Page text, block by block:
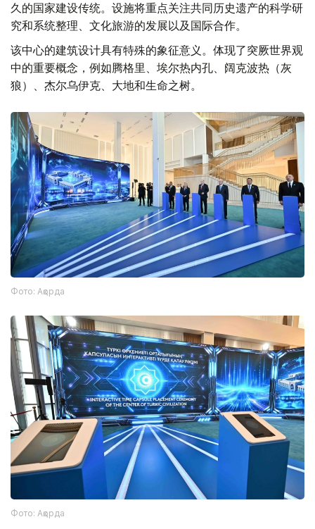
久的国家建设传统。设施将重点关注共同历史遗产的科学研
究和系统整理、文化旅游的发展以及国际合作。
该中心的建筑设计具有特殊的象征意义。体现了突厥世界观
中的重要概念，例如腾格里、埃尔热内孔、阔克波热（灰
狼）、杰尔乌伊克、大地和生命之树。
Фото: Ақорда
Фото: Ақорда